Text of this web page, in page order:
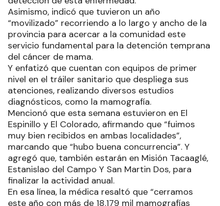
Asimismo, indicó que tuvieron un año
“movilizado” recorriendo a lo largo y ancho de la
provincia para acercar a la comunidad este
servicio fundamental para la detención temprana
del cáncer de mama.
Y enfatizó que cuentan con equipos de primer
nivel en el tráiler sanitario que despliega sus
atenciones, realizando diversos estudios
diagnósticos, como la mamografía.
Mencionó que esta semana estuvieron en El
Espinillo y El Colorado, afirmando que “fuimos
muy bien recibidos en ambas localidades”,
marcando que “hubo buena concurrencia”. Y
agregó que, también estarán en Misión Tacaaglé,
Estanislao del Campo Y San Martin Dos, para
finalizar la actividad anual.
En esa línea, la médica resaltó que “cerramos
este año con más de 18.179 mil mamografías